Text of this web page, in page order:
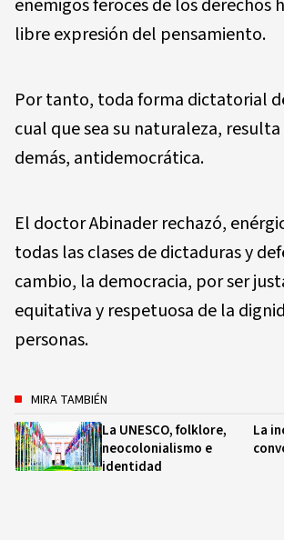
enemigos feroces de los derechos
libre expresión del pensamiento.
Por tanto, toda forma dictatorial
cual que sea su naturaleza,
demás, antidemocrática.
El doctor Abinader rechazó,
todas las clases de dictaduras y
cambio, la democracia, por ser
equitativa y respetuosa de la
personas.
MIRA TAMBIÉN
La UNESCO, folklore,
neocolonialismo e
identidad
La